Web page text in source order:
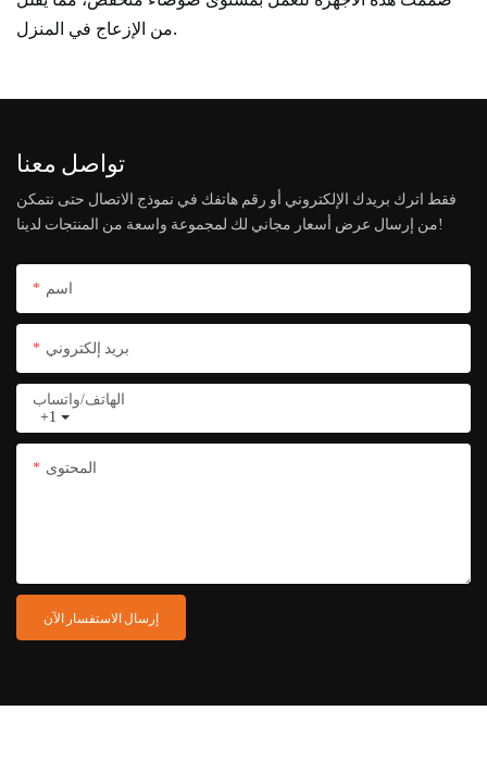
من الإزعاج في المنزل.
تواصل معنا
فقط اترك بريدك الإلكتروني أو رقم هاتفك في نموذج الاتصال حتى نتمكن
من إرسال عرض أسعار مجاني لك لمجموعة واسعة من المنتجات لدينا!
اسم
بريد إلكتروني
+1
الهاتف/واتساب
المحتوى
إرسال الاستفسار الآن